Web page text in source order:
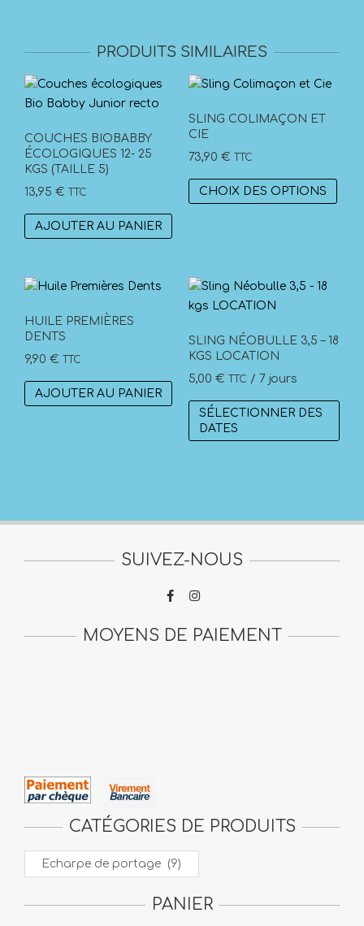
PRODUITS SIMILAIRES
COUCHES BIOBABBY
ÉCOLOGIQUES 12- 25
KGS (TAILLE 5)
13,95 € TTC
AJOUTER AU PANIER
SLING COLIMAÇON ET
CIE
73,90 € TTC
CHOIX DES OPTIONS
Ce
être
HUILE PREMIÈRES
DENTS
9,90 € TTC
AJOUTER AU PANIER
SLING NÉOBULLE 3,5 – 18
KGS LOCATION
5,00 € TTC / 7 jours
SÉLECTIONNER DES
DATES
SUIVEZ-NOUS
MOYENS DE PAIEMENT
CATÉGORIES DE PRODUITS
PANIER